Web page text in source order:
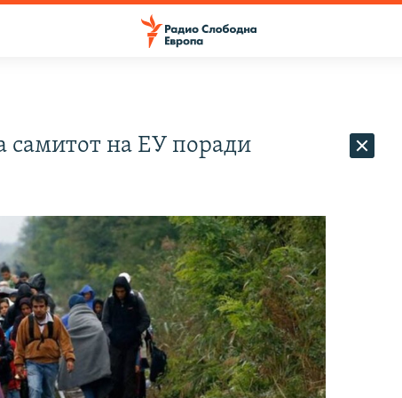
самитот на ЕУ поради